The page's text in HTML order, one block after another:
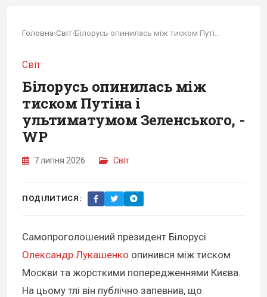
Головна›Світ›
Світ
Білорусь опинилась між
тиском Путіна і
ультиматумом Зеленського, -
WP
7 липня 2026 Світ
ПОДІЛИТИСЯ:
Самопроголошений президент Білорусі
Олександр Лукашенко опинився між тиском
Москви та жорсткими попередженнями Києва.
На цьому тлі він публічно запевнив, що